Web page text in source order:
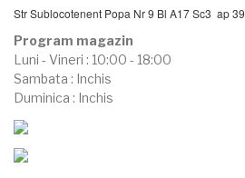
Str Sublocotenent Popa Nr 9 Bl A17 Sc3 ap 39
Program magazin
Luni - Vineri : 10:00 - 18:00
Sambata : Inchis
Duminica : Inchis